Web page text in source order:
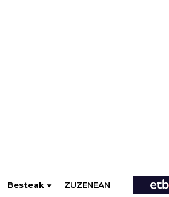
Besteak ZUZENEAN